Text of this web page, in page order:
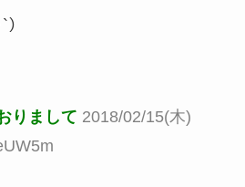
`）
りまして 2018/02/15(木)